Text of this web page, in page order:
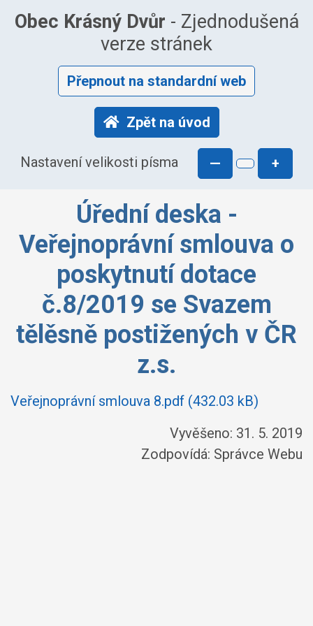
Obec Krásný Dvůr - Zjednodušená
verze stránek
Přepnout na standardní web
Zpět na úvod
Nastavení velikosti písma — +
Úřední deska -
Veřejnoprávní smlouva o
poskytnutí dotace
č.8/2019 se Svazem
tělěsně postižených v ČR
z.s.
Veřejnoprávní smlouva 8.pdf (432.03 kB)
Vyvěšeno: 31. 5. 2019
Zodpovídá: Správce Webu